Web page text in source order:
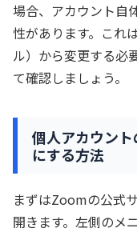
場合、アカウント自
性があります。これ
ル）から変更する必
て確認しましょう。
個人アカウン
にする方法
まずはZoomの公式
開きます。左側のメ